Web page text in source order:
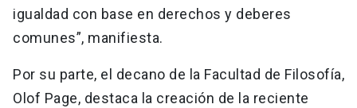
igualdad con base en derechos y deberes
comunes”, manifiesta.
Por su parte, el decano de la Facultad de Filosofía,
Olof Page, destaca la creación de la reciente